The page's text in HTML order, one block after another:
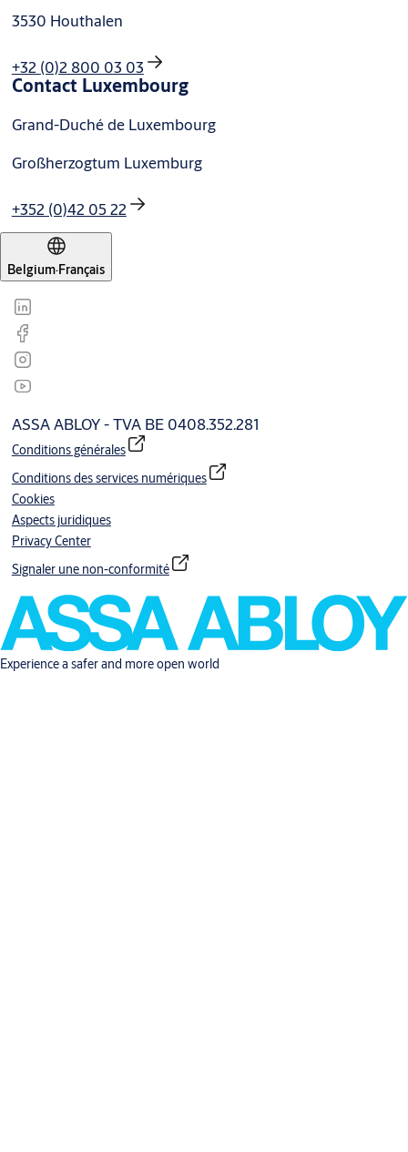
3530 Houthalen
+32 (0)2 800 03 03
Contact Luxembourg
Grand-Duché de Luxembourg
Großherzogtum Luxemburg
+352 (0)42 05 22
Belgium·Français
ASSA ABLOY - TVA BE 0408.352.281
Conditions générales
Conditions des services numériques
Cookies
Aspects juridiques
Privacy Center
Signaler une non-conformité
Experience a safer and more open world